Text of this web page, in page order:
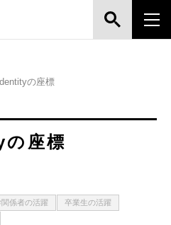
の座標
座標
関係者の活躍
卒業生の活躍